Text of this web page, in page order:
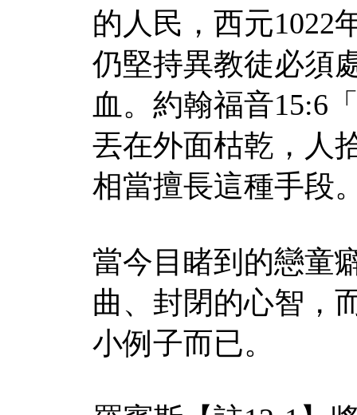
的人民，西元1022
仍堅持異教徒必須
血。約翰福音15:6
丟在外面枯乾，人
相當擅長這種手段
當今目睹到的戀童
曲、封閉的心智，
小例子而已。